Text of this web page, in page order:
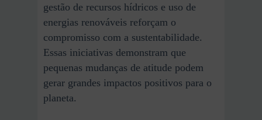
gestão de recursos hídricos e uso de
energias renováveis reforçam o
compromisso com a sustentabilidade.
Essas iniciativas demonstram que
pequenas mudanças de atitude podem
gerar grandes impactos positivos para o
planeta.